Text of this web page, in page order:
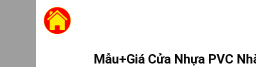
content
Mẫu+Giá Cửa Nhựa PVC